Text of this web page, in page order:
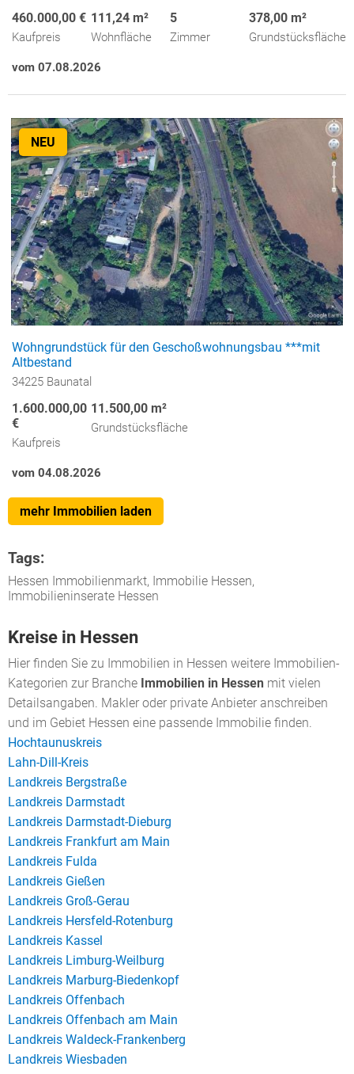
460.000,00 €
Kaufpreis
111,24 m²
Wohnfläche
5
Zimmer
378,00 m²
Grundstücksfläche
vom 07.08.2026
NEU
Wohngrundstück für den Geschoßwohnungsbau ***mit
Altbestand
34225 Baunatal
1.600.000,00
€
Kaufpreis
11.500,00 m²
Grundstücksfläche
vom 04.08.2026
mehr Immobilien laden
Tags:
Hessen Immobilienmarkt, Immobilie Hessen,
Immobilieninserate Hessen
Kreise in Hessen
Hier finden Sie zu Immobilien in Hessen weitere Immobilien-
Kategorien zur Branche Immobilien in Hessen mit vielen
Detailsangaben. Makler oder private Anbieter anschreiben
und im Gebiet Hessen eine passende Immobilie finden.
Hochtaunuskreis
Lahn-Dill-Kreis
Landkreis Bergstraße
Landkreis Darmstadt
Landkreis Darmstadt-Dieburg
Landkreis Frankfurt am Main
Landkreis Fulda
Landkreis Gießen
Landkreis Groß-Gerau
Landkreis Hersfeld-Rotenburg
Landkreis Kassel
Landkreis Limburg-Weilburg
Landkreis Marburg-Biedenkopf
Landkreis Offenbach
Landkreis Offenbach am Main
Landkreis Waldeck-Frankenberg
Landkreis Wiesbaden